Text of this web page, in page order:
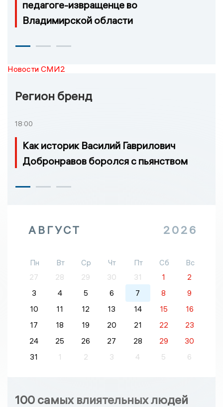
педагоге-извращенце во
Владимирской области
Новости СМИ2
Регион бренд
18:00
Как историк Василий Гаврилович
Добронравов боролся с пьянством
АВГУСТ 2026
Пн Вт Ср Чт Пт Сб
Вс
27
28 29 30 31 1
2
3
4 5 6 7 8
9
10
11 12 13 14 15
16
17
18 19 20 21 22
23
24
25 26 27 28 29
30
31
1 2 3 4 5 6
100 самых влиятельных людей